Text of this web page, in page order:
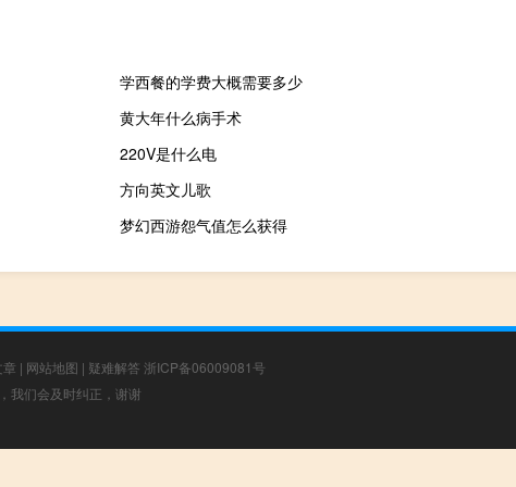
学西餐的学费大概需要多少
黄大年什么病手术
220V是什么电
方向英文儿歌
梦幻西游怨气值怎么获得
| 网站地图 | 疑难解答 浙ICP备06009081号
我们会及时纠正，谢谢